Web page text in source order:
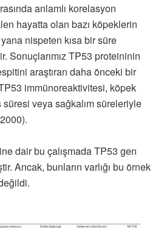
anlamlı korelasyon
hayatta olan bazı köpeklerin
nispeten kısa bir süre
Sonuçlarımız TP53 proteininin
araştıran daha önceki bir
immünoreaktivitesi, köpek
veya sağkalım süreleriyle
dair bu çalışmada TP53 gen
Ancak, bunların varlığı bu örnek